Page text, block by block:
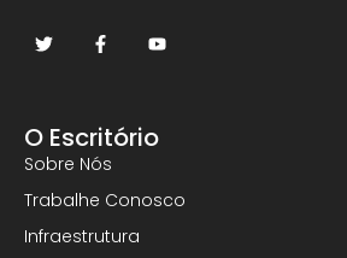
O Escritório
Sobre Nós
Trabalhe Conosco
Infraestrutura